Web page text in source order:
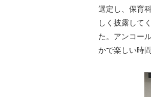
選定し、保育
しく披露して
た。アンコー
かで楽しい時